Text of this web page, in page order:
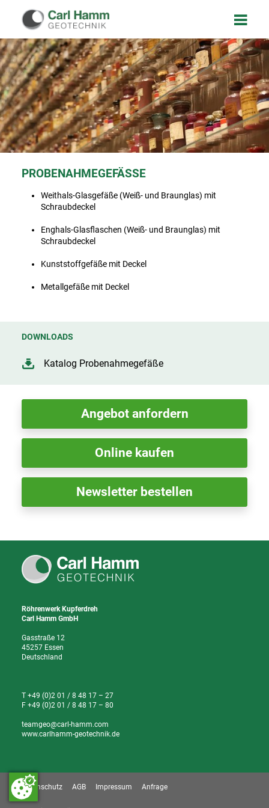
PROBENAHMEGEFÄSSE
Weithals-Glasgefäße (Weiß- und Braunglas) mit
Schraubdeckel
Enghals-Glasflaschen (Weiß- und Braunglas) mit
Schraubdeckel
Kunststoffgefäße mit Deckel
Metallgefäße mit Deckel
DOWNLOADS
Katalog Probenahmegefäße
Angebot anfordern
Online kaufen
Newsletter bestellen
Röhrenwerk Kupferdreh
Carl Hamm GmbH
Gasstraße 12
45257 Essen
Deutschland
T +49 (0)2 01 / 8 48 17 – 27
F +49 (0)2 01 / 8 48 17 – 80
teamgeo@carl-hamm.com
www.carlhamm-geotechnik.de
Datenschutz AGB Impressum Anfrage